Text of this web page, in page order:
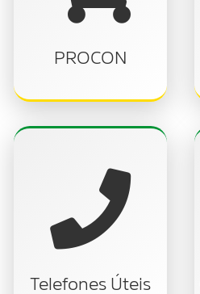
PROCON
Telefones Úteis